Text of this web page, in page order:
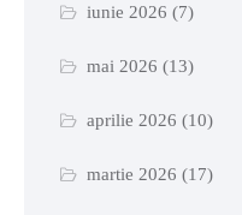
iunie 2026 (7)
mai 2026 (13)
aprilie 2026 (10)
martie 2026 (17)